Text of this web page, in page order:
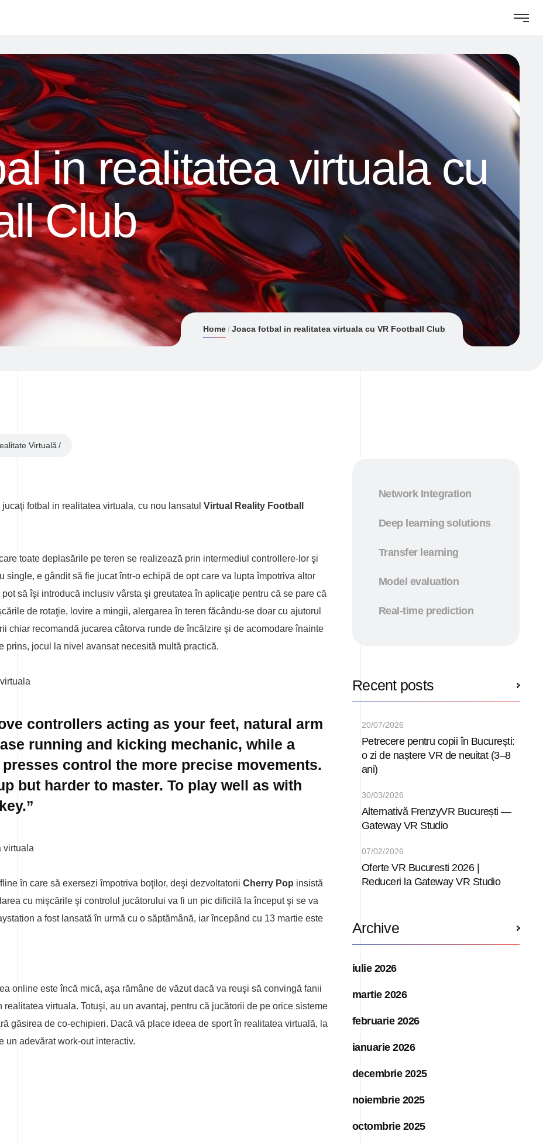
in realitatea virtuala cu
Club
Home Joaca fotbal in realitatea virtuala cu VR Football Club
Virtuală
fotbal in realitatea virtuala, cu nou lansatul Virtual Reality Football
toate deplasările pe teren se realizează prin intermediul controllere-lor şi
single, e gândit să fie jucat într-o echipă de opt care va lupta împotriva altor
să îşi introducă inclusiv vârsta şi greutatea în aplicaţie pentru că se pare că
de rotaţie, lovire a mingii, alergarea în teren făcându-se doar cu ajutorul
chiar recomandă jucarea câtorva runde de încălzire şi de acomodare înainte
prins, jocul la nivel avansat necesită multă practică.
controllers acting as your feet, natural arm
running and kicking mechanic, while a
control the more precise movements.
but harder to master. To play well as with
în care să exersezi împotriva boţilor, deşi dezvoltatorii Cherry Pop insistă
cu mişcările şi controlul jucătorului va fi un pic dificilă la început şi se va
a fost lansată în urmă cu o săptămână, iar începând cu 13 martie este
online este încă mică, aşa rămâne de văzut dacă va reuşi să convingă fanii
virtuala. Totuşi, au un avantaj, pentru că jucătorii de pe orice sisteme
găsirea de co-echipieri. Dacă vă place ideea de sport în realitatea virtuală, la
un adevărat work-out interactiv.
Network Integration
Deep learning solutions
Transfer learning
Model evaluation
Real-time prediction
Recent posts
Petrecere pentru copii în București:
o zi de naștere VR de neuitat (3–8
ani)
20/07/2026
Alternativă FrenzyVR București —
Gateway VR Studio
30/03/2026
Oferte VR Bucuresti 2026 |
Reduceri la Gateway VR Studio
07/02/2026
Archive
iulie 2026
martie 2026
februarie 2026
ianuarie 2026
decembrie 2025
noiembrie 2025
octombrie 2025